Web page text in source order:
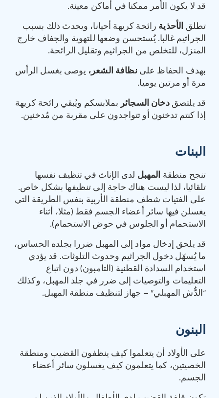
قد لا يكون الأمر ممكنا في أماكن معينة.
تطلق الأحذية رائحة كريهة أحيانا، ويحدث ذلك بسبب
الجراثيم غالبا. يُستحسن وضعها للتهوية والجفاف خارج
المنزل، للتخلص من الجراثيم وتقليل الرائحة.
بهدف الحفاظ علىنظافة الشعر، يوصى بغسل الرأس
مرة أو مرتين يوميا.
قد يلتصقدخان السجائر بملابسكم ويُبقي رائحة كريهة
إذا كنتم تدخنون أو تتواجدون على مقربة من مُدخنين.
البنات
تنجح منطقة المهبل لدى الإناث في تنظيف نفسها
تلقائيا، لذا ليست هناك حاجة إلى تنظيفها بشكل خاص.
على الفتيات شطف منطقة الأربية بنفس الطريقة التي
يغسلن فيها سائر أعضاء الجسم فقط (مثلا، أثناء
الاستحمام أو الجلوس في حوض الاستحمام).
قد يلحق إدخال مواد إلى المهبل ضررا بجلده الحساس،
ما يُسهّل دخول الجراثيم وحدوث التلوثات. قد يؤدي
استخدام السدادة القطنية (التامبون) دون اتباع
التعليمات والتوصيات إلى ضرر في جلد المهبل، وكذلك
“الدُّش المهبلي” – جهاز لتنظيف منطقة المهبل.
البنون
على الأولاد أن يتعلموا كيف ينظفون القضيب ومنطقة
الخصيتين، كما يتعلمون كيف يغسلون سائر أعضاء
الجسم.